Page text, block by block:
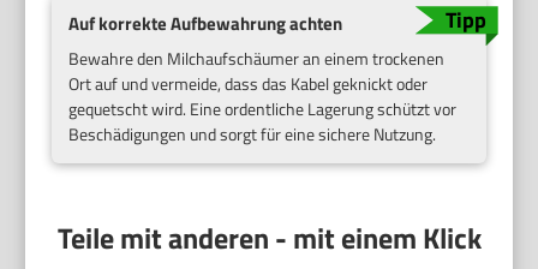
Auf korrekte Aufbewahrung achten
Bewahre den Milchaufschäumer an einem trockenen
Ort auf und vermeide, dass das Kabel geknickt oder
gequetscht wird. Eine ordentliche Lagerung schützt vor
Beschädigungen und sorgt für eine sichere Nutzung.